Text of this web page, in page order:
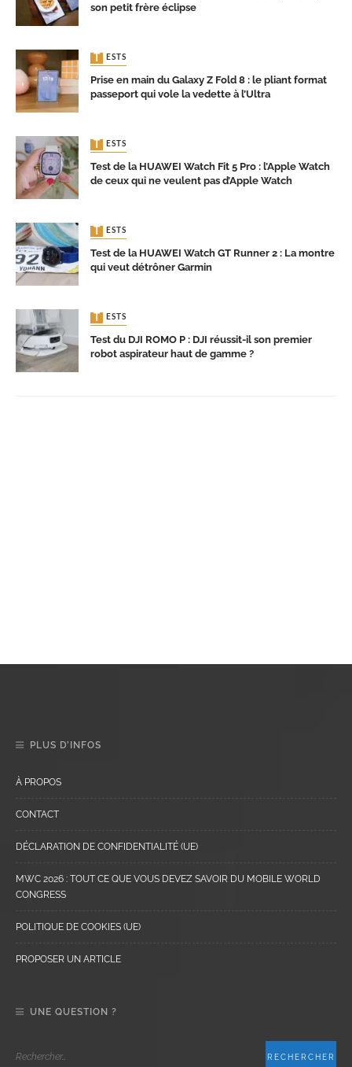
son petit frère éclipse
TESTS
Prise en main du Galaxy Z Fold 8 : le pliant format
passeport qui vole la vedette à l’Ultra
TESTS
Test de la HUAWEI Watch Fit 5 Pro : l’Apple Watch
de ceux qui ne veulent pas d’Apple Watch
TESTS
Test de la HUAWEI Watch GT Runner 2 : La montre
qui veut détrôner Garmin
TESTS
Test du DJI ROMO P : DJI réussit-il son premier
robot aspirateur haut de gamme ?
PLUS D’INFOS
À PROPOS
CONTACT
DÉCLARATION DE CONFIDENTIALITÉ (UE)
MWC 2026 : TOUT CE QUE VOUS DEVEZ SAVOIR DU MOBILE WORLD
CONGRESS
POLITIQUE DE COOKIES (UE)
PROPOSER UN ARTICLE
UNE QUESTION ?